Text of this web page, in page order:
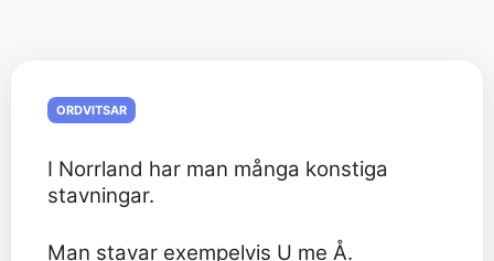
ORDVITSAR
I Norrland har man många konstiga
stavningar.
Man stavar exempelvis U me Å.